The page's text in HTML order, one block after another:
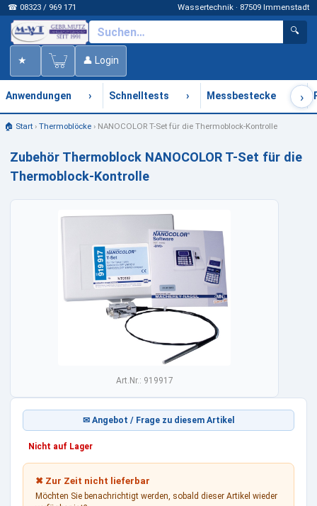
☎ 08323 / 969 171 Wassertechnik · 87509 Immenstadt
🔍
★ 👤 Login
Anwendungen › Schnelltests › Messbestecke ›
🏠 Start› Thermoblöcke› NANOCOLOR T-Set für die Thermoblock-Kontrolle
Zubehör Thermoblock NANOCOLOR T-Set für die
Thermoblock-Kontrolle
Art.Nr.: 919917
✉ Angebot / Frage zu diesem Artikel
Nicht auf Lager
✖ Zur Zeit nicht lieferbar
Möchten Sie benachrichtigt werden, sobald dieser Artikel wieder